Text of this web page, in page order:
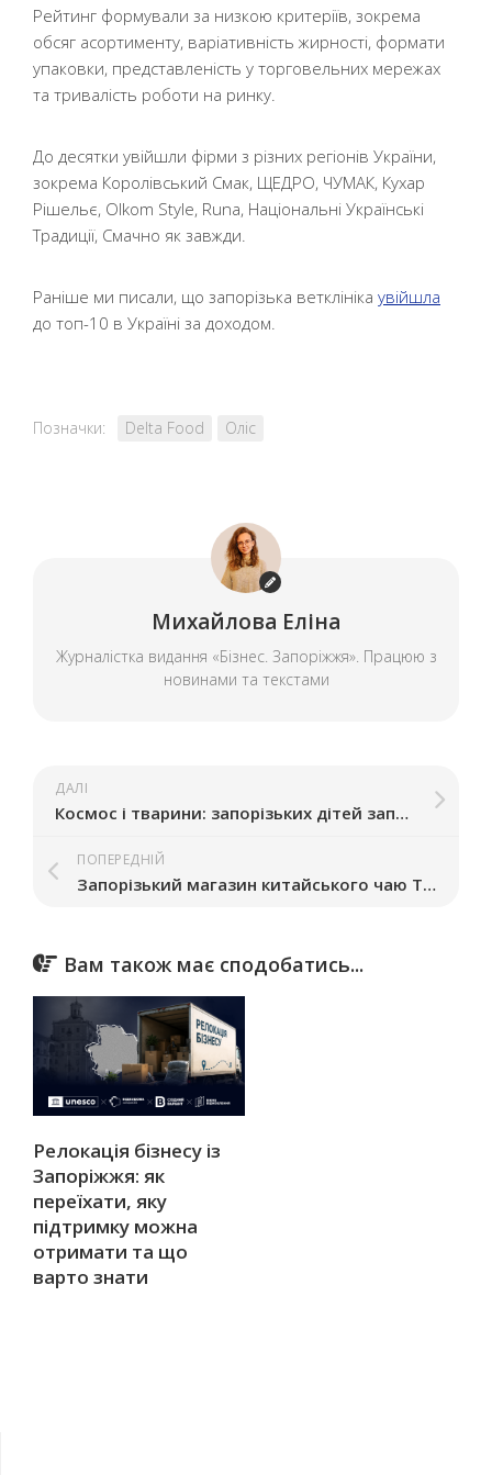
Рейтинг формували за низкою критеріїв, зокрема
обсяг асортименту, варіативність жирності, формати
упаковки, представленість у торговельних мережах
та тривалість роботи на ринку.
До десятки увійшли фірми з різних регіонів України,
зокрема Королівський Смак, ЩЕДРО, ЧУМАК, Кухар
Рішельє, Olkom Style, Runa, Національні Українські
Традиції, Смачно як завжди.
Раніше ми писали, що запорізька ветклініка увійшла
до топ-10 в Україні за доходом.
Позначки: Delta Food Оліс
Михайлова Еліна
Журналістка видання «Бізнес. Запоріжжя». Працюю з
новинами та текстами
ДАЛІ
Космос і тварини: запорізьких дітей запрошують до участі у всеукраїнському конкурсі малюнків
ПОПЕРЕДНІЙ
Запорізький магазин китайського чаю Tea Spot припинив роботу на вулиці Базарній
Вам також має сподобатись...
Релокація бізнесу із
Запоріжжя: як
переїхати, яку
підтримку можна
отримати та що
варто знати